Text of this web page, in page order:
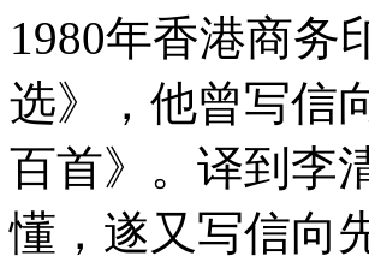
1980年香港商务
选》，他曾写信
百首》。译到李
懂，遂又写信向